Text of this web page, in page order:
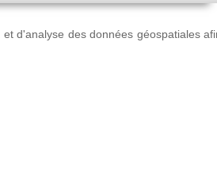
d'analyse des données géospatiales